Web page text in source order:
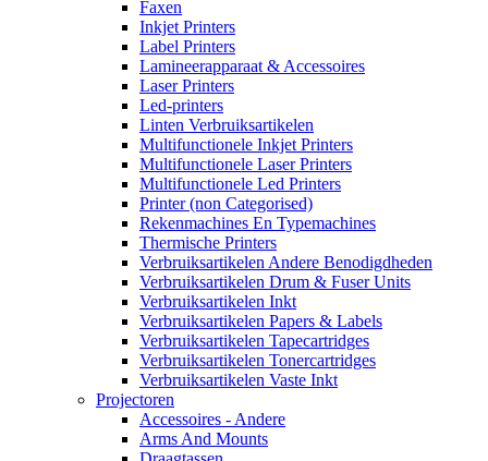
Faxen
Inkjet Printers
Label Printers
Lamineerapparaat & Accessoires
Laser Printers
Led-printers
Linten Verbruiksartikelen
Multifunctionele Inkjet Printers
Multifunctionele Laser Printers
Multifunctionele Led Printers
Printer (non Categorised)
Rekenmachines En Typemachines
Thermische Printers
Verbruiksartikelen Andere Benodigdheden
Verbruiksartikelen Drum & Fuser Units
Verbruiksartikelen Inkt
Verbruiksartikelen Papers & Labels
Verbruiksartikelen Tapecartridges
Verbruiksartikelen Tonercartridges
Verbruiksartikelen Vaste Inkt
Projectoren
Accessoires - Andere
Arms And Mounts